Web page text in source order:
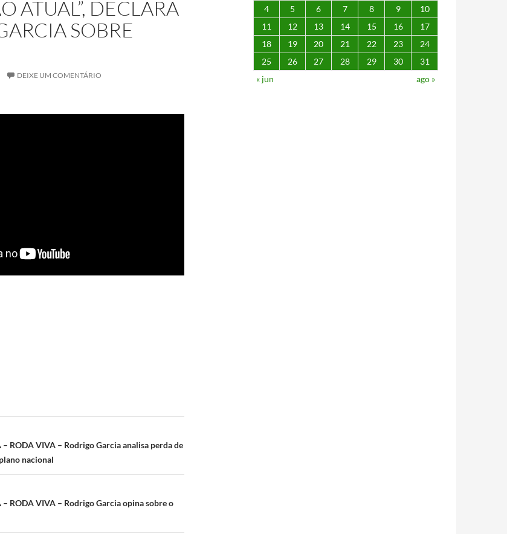
ATUAL”, DECLARA
SOBRE
DEIXE UM COMENTÁRIO
RODA VIVA – Rodrigo Garcia analisa perda de
nacional
RODA VIVA – Rodrigo Garcia opina sobre o
4
5 6 7 8 9
10
11
12 13 14 15 16
17
18
19 20 21 22 23
24
25
26 27 28 29 30
31
« jun
ago »